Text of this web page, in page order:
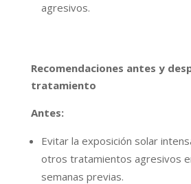
agresivos.
Recomendaciones antes y
tratamiento
Antes:
Evitar la exposición solar
otros tratamientos agresivos
semanas previas.